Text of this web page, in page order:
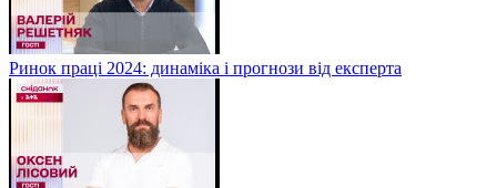
Ринок праці 2024: динаміка і прогнози від експерта